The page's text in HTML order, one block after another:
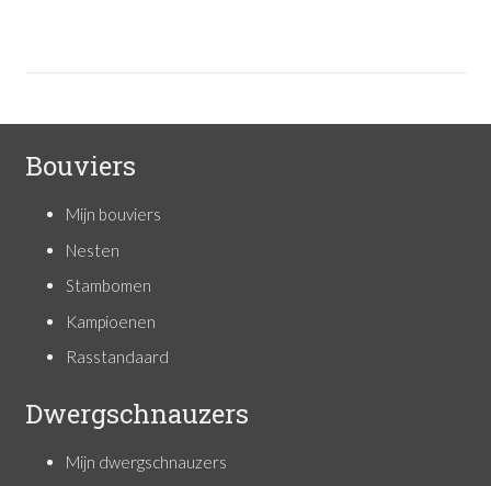
Bouviers
Mijn bouviers
Nesten
Stambomen
Kampioenen
Rasstandaard
Dwergschnauzers
Mijn dwergschnauzers